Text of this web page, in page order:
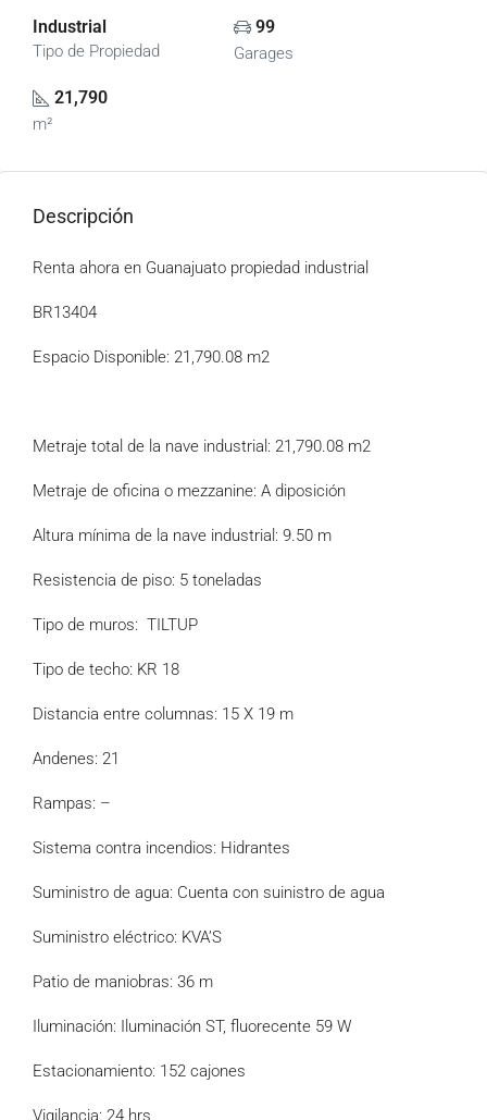
Industrial
Tipo de Propiedad
99
Garages
21,790
m²
Descripción
Renta ahora en Guanajuato propiedad industrial
BR13404
Espacio Disponible: 21,790.08 m2
Metraje total de la nave industrial: 21,790.08 m2
Metraje de oficina o mezzanine: A diposición
Altura mínima de la nave industrial: 9.50 m
Resistencia de piso: 5 toneladas
Tipo de muros: TILTUP
Tipo de techo: KR 18
Distancia entre columnas: 15 X 19 m
Andenes: 21
Rampas: –
Sistema contra incendios: Hidrantes
Suministro de agua: Cuenta con suinistro de agua
Suministro eléctrico: KVA’S
Patio de maniobras: 36 m
Iluminación: Iluminación ST, fluorecente 59 W
Estacionamiento: 152 cajones
Vigilancia: 24 hrs